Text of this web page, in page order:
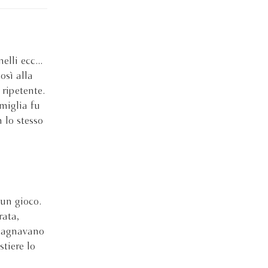
ecc...
alla
fu
lo stesso
gioco.
lo